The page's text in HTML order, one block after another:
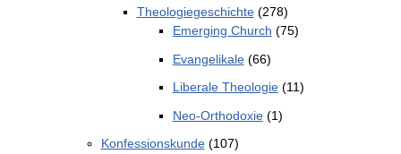
Theologiegeschichte(278)
Emerging Church (75)
Evangelikale(66)
Liberale Theologie(11)
Neo-Orthodoxie(1)
Konfessionskunde(107)